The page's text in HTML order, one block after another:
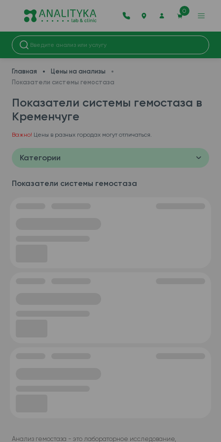
0
Главная
Цены на анализы
Показатели системы гемостаза
Показатели системы гемостаза в
Кременчуге
Важно! Цены в разных городах могут отличаться.
Категории
Показатели системы гемостаза
Анализ гемостаза - это лабораторное исследование,